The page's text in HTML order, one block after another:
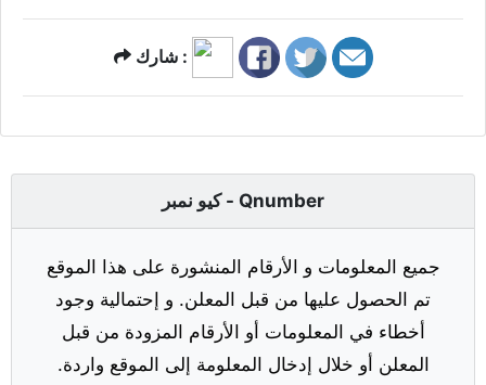
شارك :
كيو نمبر - Qnumber
جميع المعلومات و الأرقام المنشورة على هذا الموقع
تم الحصول عليها من قبل المعلن. و إحتمالية وجود
أخطاء في المعلومات أو الأرقام المزودة من قبل
المعلن أو خلال إدخال المعلومة إلى الموقع واردة.